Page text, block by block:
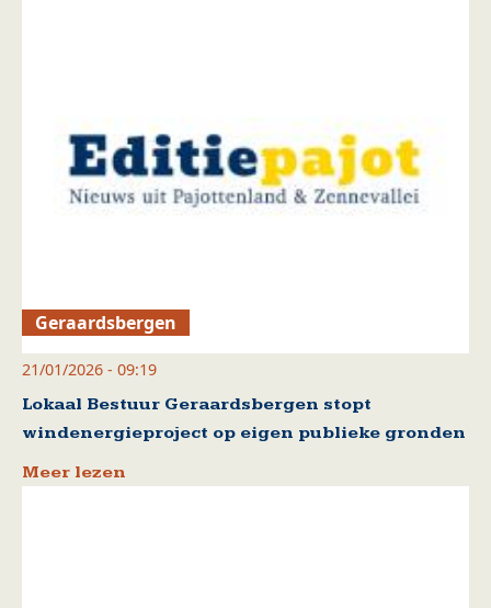
Geraardsbergen
21/01/2026 - 09:19
Lokaal Bestuur Geraardsbergen stopt
windenergieproject op eigen publieke gronden
Meer lezen